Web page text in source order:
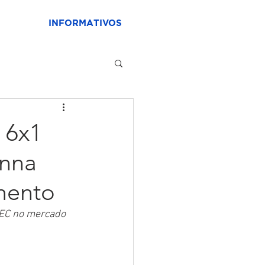
INFORMATIVOS
no mercado